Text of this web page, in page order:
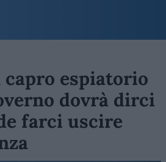
espiatorio
dovrà dirci
farci uscire